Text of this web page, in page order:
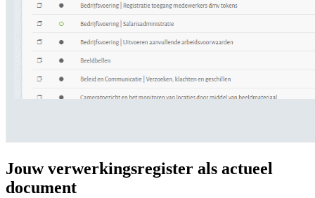
Jouw verwerkingsregister als actueel
document